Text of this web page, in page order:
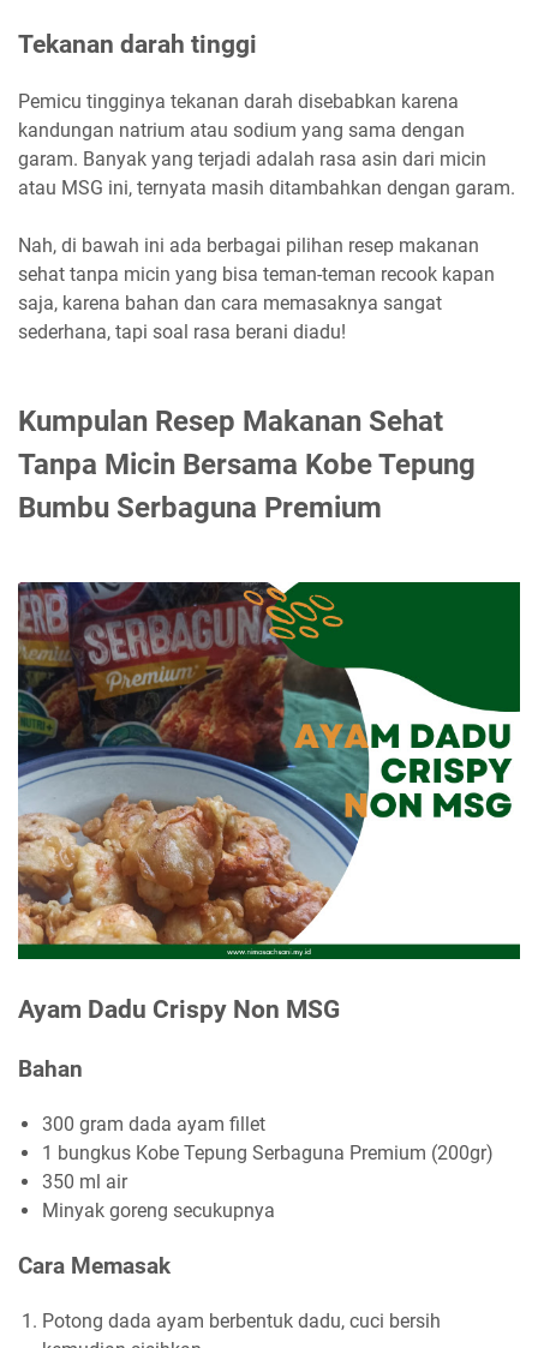
Tekanan darah tinggi
Pemicu tingginya tekanan darah disebabkan karena
kandungan natrium atau sodium yang sama dengan
garam. Banyak yang terjadi adalah rasa asin dari micin
atau MSG ini, ternyata masih ditambahkan dengan garam.
Nah, di bawah ini ada berbagai pilihan resep makanan
sehat tanpa micin yang bisa teman-teman recook kapan
saja, karena bahan dan cara memasaknya sangat
sederhana, tapi soal rasa berani diadu!
Kumpulan Resep Makanan Sehat
Tanpa Micin Bersama Kobe Tepung
Bumbu Serbaguna Premium
Ayam Dadu Crispy Non MSG
Bahan
300 gram dada ayam fillet
1 bungkus Kobe Tepung Serbaguna Premium (200gr)
350 ml air
Minyak goreng secukupnya
Cara Memasak
Potong dada ayam berbentuk dadu, cuci bersih